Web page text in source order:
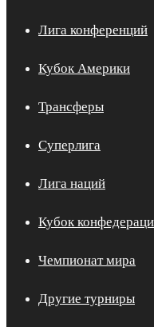
Лига конференций
Кубок Америки
Трансферы
Суперлига
Лига наций
Кубок
Чемпионат мира
Другие турниры